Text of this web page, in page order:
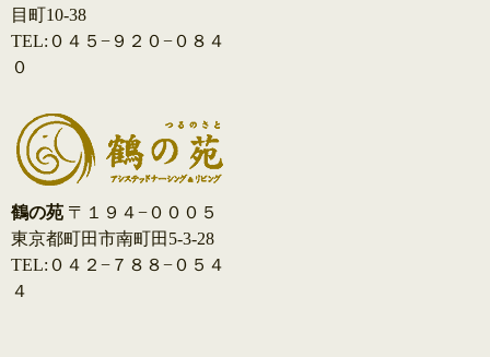
目町10-38
TEL:０４５−９２０−０８４
０
鶴の苑 〒１９４−０００５
東京都町田市南町田5-3-28
TEL:０４２−７８８−０５４
４